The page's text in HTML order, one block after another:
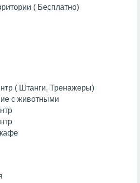
( Бесплатно)
( Штанги, Тренажеры)
с животными